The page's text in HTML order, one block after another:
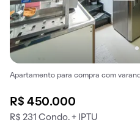
Apartamento para compra com
R$ 450.000
R$ 231 Condo. + IPTU